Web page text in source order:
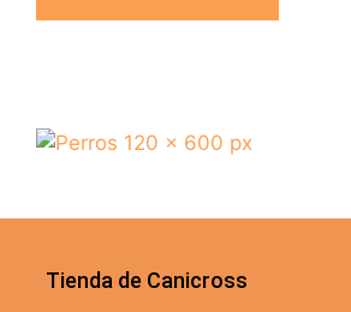
Tienda de Canicross